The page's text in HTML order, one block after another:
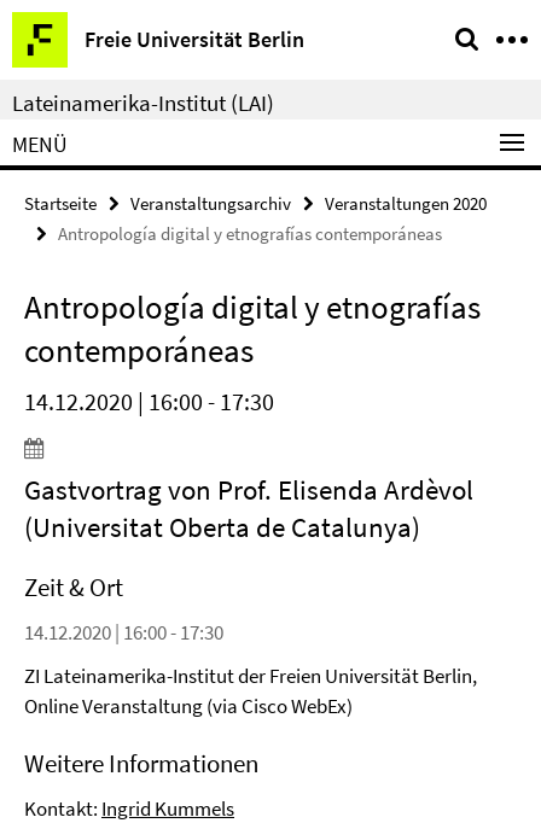
Springe
direkt
zu
Inhalt
Freie Universität Berlin
Service-
Navigation
Lateinamerika-Institut (LAI)
MENÜ
Startseite Veranstaltungsarchiv
Veranstaltungen 2020
Antropología digital y etnografías contemporáneas
Antropología digital y etnografías
contemporáneas
14.12.2020 | 16:00 - 17:30
Gastvortrag von Prof. Elisenda Ardèvol
(Universitat Oberta de Catalunya)
Zeit & Ort
14.12.2020 | 16:00 - 17:30
ZI Lateinamerika-Institut der Freien Universität Berlin,
Online Veranstaltung (via Cisco WebEx)
Weitere Informationen
Kontakt: Ingrid Kummels